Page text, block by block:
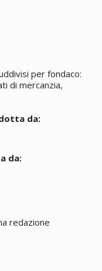
per fondaco:
di mercanzia,
da:
da:
redazione